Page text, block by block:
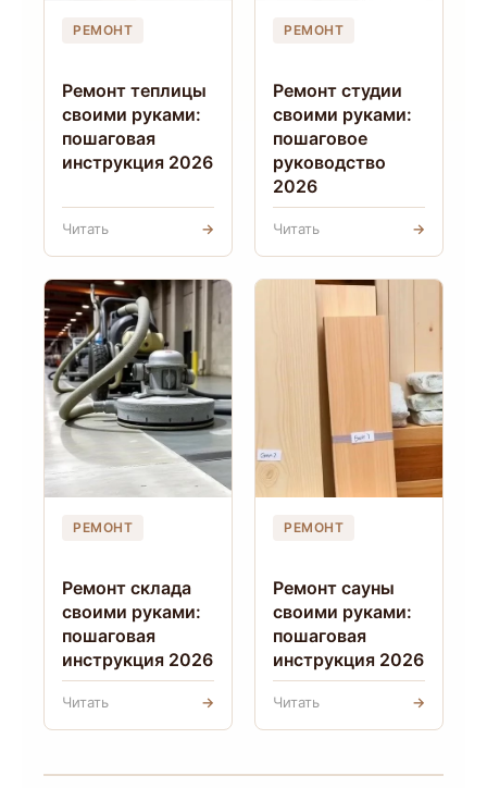
РЕМОНТ
Ремонт теплицы
своими руками:
пошаговая
инструкция 2026
Читать →
РЕМОНТ
Ремонт студии
своими руками:
пошаговое
руководство
2026
Читать →
РЕМОНТ
Ремонт склада
своими руками:
пошаговая
инструкция 2026
Читать →
РЕМОНТ
Ремонт сауны
своими руками:
пошаговая
инструкция 2026
Читать →